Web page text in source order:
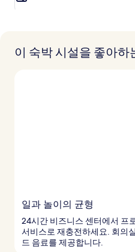
이 숙박 시설을 좋아하
일과 놀이의 균형
24시간 비즈니스 센터에서 프
서비스로 재충전하세요. 회의
드 음료를 제공합니다.